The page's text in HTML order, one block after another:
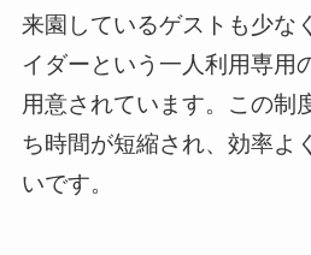
来園しているゲストも少な
イダーという一人利用専用
用意されています。この制
ち時間が短縮され、効率よ
いです。